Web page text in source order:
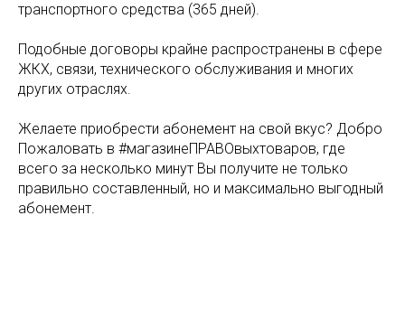
транспортного средства (365 дней).
Подобные договоры крайне распространены в сфере
ЖКХ, связи, технического обслуживания и многих
других отраслях.
Желаете приобрести абонемент на свой вкус? Добро
Пожаловать в #магазинеПРАВОвыхтоваров, где
всего за несколько минут Вы получите не только
правильно составленный, но и максимально выгодный
абонемент.